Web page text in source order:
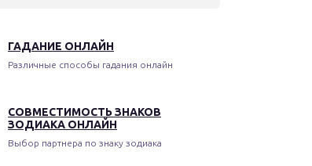
ГАДАНИЕ ОНЛАЙН
Различные способы гадания онлайн
СОВМЕСТИМОСТЬ ЗНАКОВ
ЗОДИАКА ОНЛАЙН
Выбор партнера по знаку зодиака